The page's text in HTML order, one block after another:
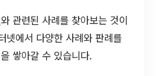
와 관련된 사례를 찾아보는 것이
넷에서 다양한 사례와 판례를
쌓아갈 수 있습니다.